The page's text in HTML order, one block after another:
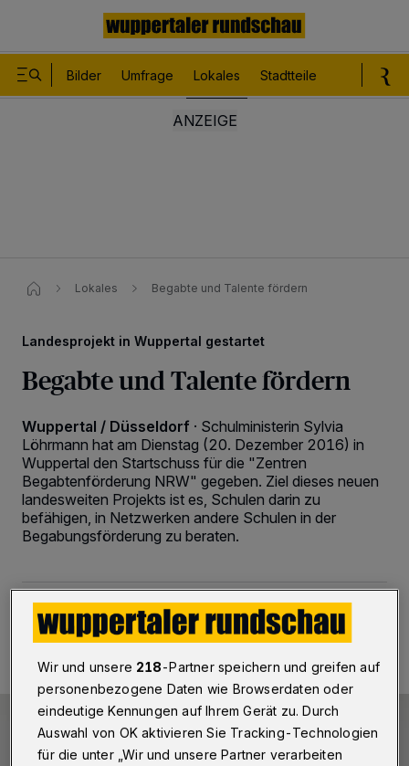
Bilder Umfrage Lokales Stadtteile
Lokales Begabte und Talente fördern
Landesprojekt in Wuppertal gestartet
Begabte und Talente fördern
Wuppertal / Düsseldorf · Schulministerin Sylvia
Löhrmann hat am Dienstag (20. Dezember 2016) in
Wuppertal den Startschuss für die "Zentren
Begabtenförderung NRW" gegeben. Ziel dieses neuen
landesweiten Projekts ist es, Schulen darin zu
befähigen, in Netzwerken andere Schulen in der
Begabungsförderung zu beraten.
20.12.2016 , 11:24 Uhr 2 Minuten Lesezeit
Wir und unsere 218-Partner speichern und greifen auf
personenbezogene Daten wie Browserdaten oder
eindeutige Kennungen auf Ihrem Gerät zu. Durch
Auswahl von OK aktivieren Sie Tracking-Technologien
für die unter „Wir und unsere Partner verarbeiten